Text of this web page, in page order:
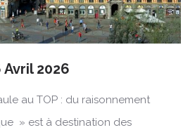
Avril 2026
au TOP : du raisonnement
» est à destination des